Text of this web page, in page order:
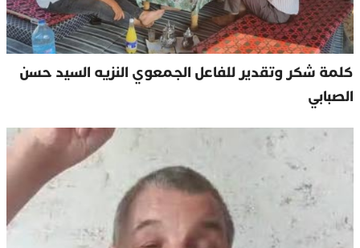
كلمة شكر وتقدير للفاعل الجمعوي النزيه السيد حسن
الصبابي